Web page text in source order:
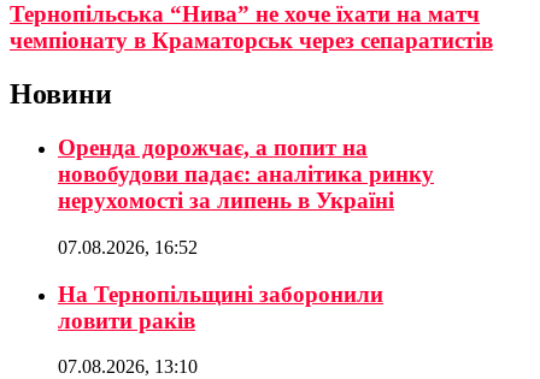
Тернопільська “Нива” не хоче їхати на матч
чемпіонату в Краматорськ через сепаратистів
Новини
Оренда дорожчає, а попит на
новобудови падає: аналітика ринку
нерухомості за липень в Україні
07.08.2026, 16:52
На Тернопільщині заборонили
ловити раків
07.08.2026, 13:10